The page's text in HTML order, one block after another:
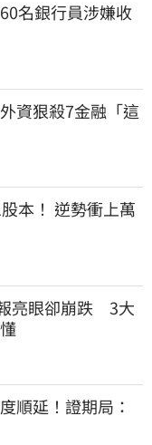
名銀行員涉嫌收
資狠殺7金融「這
本！ 逆勢衝上萬
亮眼卻崩跌　3大
順延！證期局：